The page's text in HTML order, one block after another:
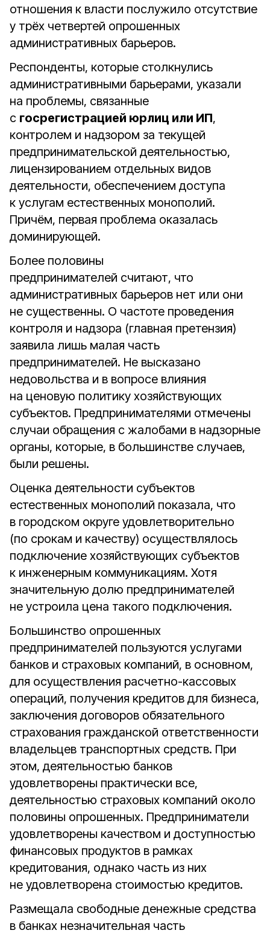
отношения к власти послужило отсутствие
у трёх четвертей опрошенных
административных барьеров.
Респонденты, которые столкнулись
административными барьерами, указали
на проблемы, связанные
с госрегистрацией юрлиц или ИП,
контролем и надзором за текущей
предпринимательской деятельностью,
лицензированием отдельных видов
деятельности, обеспечением доступа
к услугам естественных монополий.
Причём, первая проблема оказалась
доминирующей.
Более половины
предпринимателей считают, что
административных барьеров нет или они
не существенны. О частоте проведения
контроля и надзора (главная претензия)
заявила лишь малая часть
предпринимателей. Не высказано
недовольства и в вопросе влияния
на ценовую политику хозяйствующих
субъектов. Предпринимателями отмечены
случаи обращения с жалобами в надзорные
органы, которые, в большинстве случаев,
были решены.
Оценка деятельности субъектов
естественных монополий показала, что
в городском округе удовлетворительно
(по срокам и качеству) осуществлялось
подключение хозяйствующих субъектов
к инженерным коммуникациям. Хотя
значительную долю предпринимателей
не устроила цена такого подключения.
Большинство опрошенных
предпринимателей пользуются услугами
банков и страховых компаний, в основном,
для осуществления расчетно-кассовых
операций, получения кредитов для бизнеса,
заключения договоров обязательного
страхования гражданской ответственности
владельцев транспортных средств. При
этом, деятельностью банков
удовлетворены практически все,
деятельностью страховых компаний около
половины опрошенных. Предприниматели
удовлетворены качеством и доступностью
финансовых продуктов в рамках
кредитования, однако часть из них
не удовлетворена стоимостью кредитов.
Размещала свободные денежные средства
в банках незначительная часть